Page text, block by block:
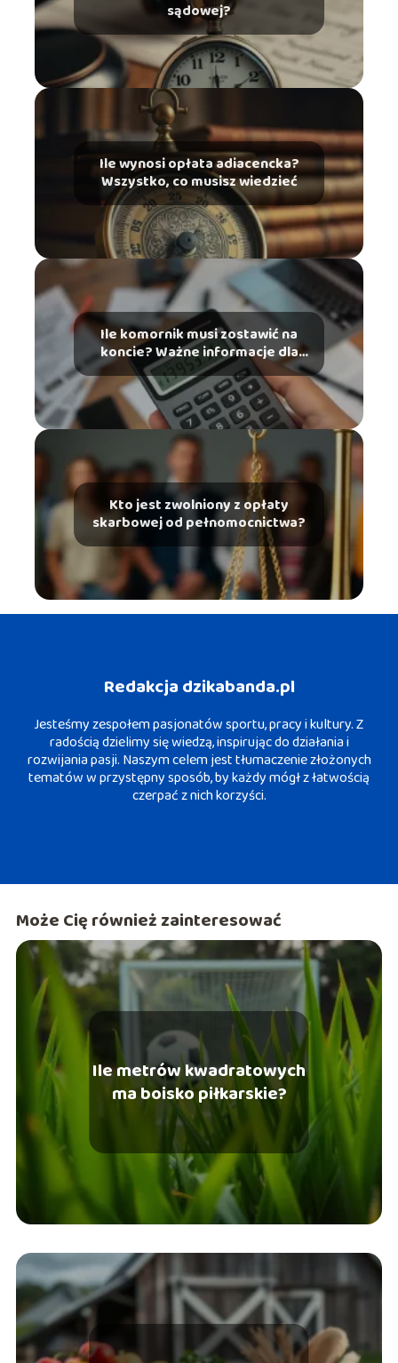
sądowej?
Ile wynosi opłata adiacencka?
Wszystko, co musisz wiedzieć
Ile komornik musi zostawić na
koncie? Ważne informacje dla
dłużników
Kto jest zwolniony z opłaty
skarbowej od pełnomocnictwa?
Redakcja dzikabanda.pl
Jesteśmy zespołem pasjonatów sportu, pracy i kultury. Z
radością dzielimy się wiedzą, inspirując do działania i
rozwijania pasji. Naszym celem jest tłumaczenie złożonych
tematów w przystępny sposób, by każdy mógł z łatwością
czerpać z nich korzyści.
Może Cię również zainteresować
Ile metrów kwadratowych
ma boisko piłkarskie?